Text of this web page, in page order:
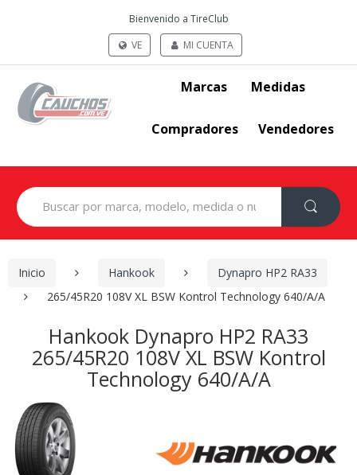
Bienvenido a TireClub
VE
MI CUENTA
Marcas Medidas
Compradores Vendedores
Search
for:
Inicio Hankook
Dynapro HP2 RA33
265/45R20 108V XL BSW Kontrol Technology 640/A/A
Hankook Dynapro HP2 RA33
265/45R20 108V XL BSW Kontrol
Technology 640/A/A